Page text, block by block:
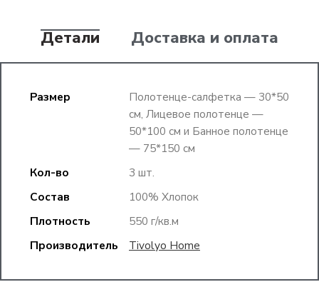
Детали Доставка и оплата
Размер
Полотенце-салфетка — 30*50
см, Лицевое полотенце —
50*100 см и Банное полотенце
— 75*150 см
Кол-во
3 шт.
Состав
100% Хлопок
Плотность
550 г/кв.м
Производитель
Tivolyo Home